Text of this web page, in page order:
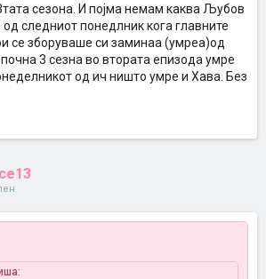
сезона. И појма немам каква Љубов
следниот понедлник кога главните
се зборуваше си заминаа (умреа)од
3 сезна во втората епизода умре
од ич ништо умре и Хава. Без